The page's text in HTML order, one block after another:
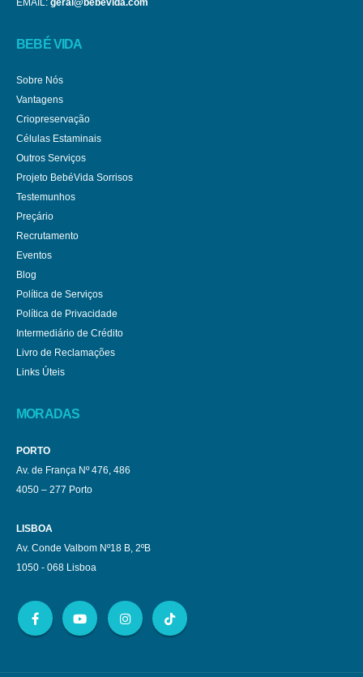
EMAIL: geral@bebevida.com
BEBÉ VIDA
Sobre Nós
Vantagens
Criopreservação
Células Estaminais
Outros Serviços
Projeto BebéVida Sorrisos
Testemunhos
Preçário
Recrutamento
Eventos
Blog
Política de Serviços
Política de Privacidade
Intermediário de Crédito
Livro de Reclamações
Links Úteis
MORADAS
PORTO
Av. de França Nº 476, 486
4050 – 277 Porto
LISBOA
Av. Conde Valbom Nº18 B, 2ºB
1050 - 068 Lisboa